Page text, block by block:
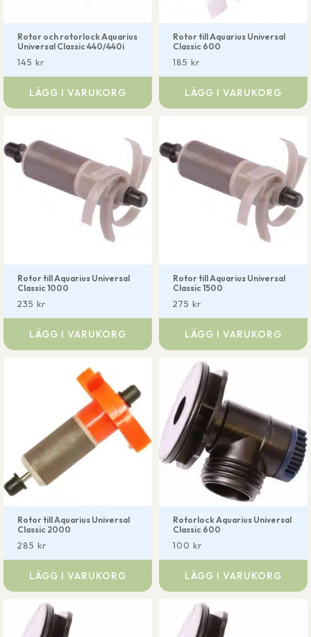
Rotor och rotorlock Aquarius
Universal Classic 440/440i
145 kr
LÄGG I VARUKORG
Rotor till Aquarius Universal
Classic 600
185 kr
LÄGG I VARUKORG
Rotor till Aquarius Universal
Classic 1000
235 kr
LÄGG I VARUKORG
Rotor till Aquarius Universal
Classic 1500
275 kr
LÄGG I VARUKORG
Rotor till Aquarius Universal
Classic 2000
285 kr
LÄGG I VARUKORG
Rotorlock Aquarius Universal
Classic 600
100 kr
LÄGG I VARUKORG